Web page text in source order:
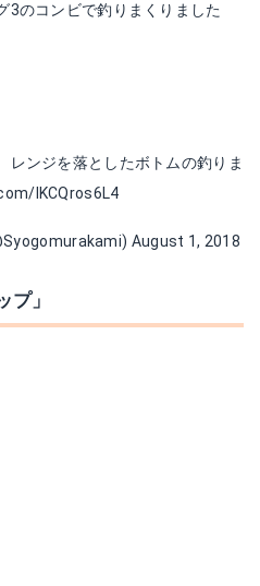
3のコンビで釣りまくりました
レンジを落としたボトムの釣りま
IKCQros6L4
August 1, 2018
」